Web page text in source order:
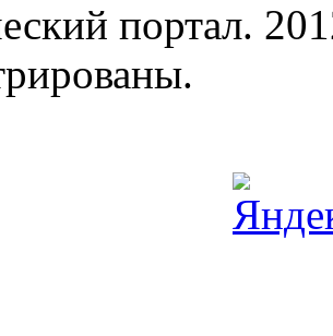
портал.